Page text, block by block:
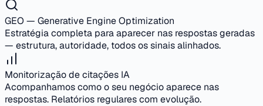
GEO — Generative Engine Optimization
Estratégia completa para aparecer nas respostas geradas
— estrutura, autoridade, todos os sinais alinhados.
Monitorização de citações IA
Acompanhamos como o seu negócio aparece nas
respostas. Relatórios regulares com evolução.